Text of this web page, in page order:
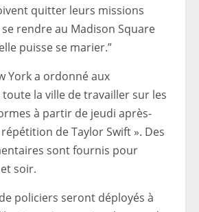
quitter leurs missions
rendre au Madison Square
puisse se marier.”
York a ordonné aux
la ville de travailler sur les
à partir de jeudi après-
de Taylor Swift ». Des
sont fournis pour
soir.
policiers seront déployés à